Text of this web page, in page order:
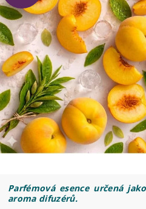
Parfémová esence určená
aroma difuzérů.